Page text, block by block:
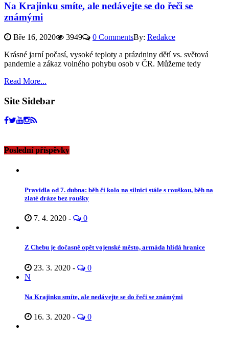
Na Krajinku smíte, ale nedávejte se do řeči se
známými
Bře 16, 2020 3949 0 CommentsBy: Redakce
Krásné jarní počasí, vysoké teploty a prázdniny dětí vs. světová
pandemie a zákaz volného pohybu osob v ČR. Můžeme tedy
Read More...
Site Sidebar
Poslední příspěvky
Pravidla od 7. dubna: běh či kolo na silnici stále s rouškou, běh na
zlaté dráze bez roušky
7. 4. 2020 - 0
Z Chebu je dočasně opět vojenské město, armáda hlídá hranice
23. 3. 2020 -
0
N
Na Krajinku smíte, ale nedávejte se do řeči se známými
16. 3. 2020 - 0